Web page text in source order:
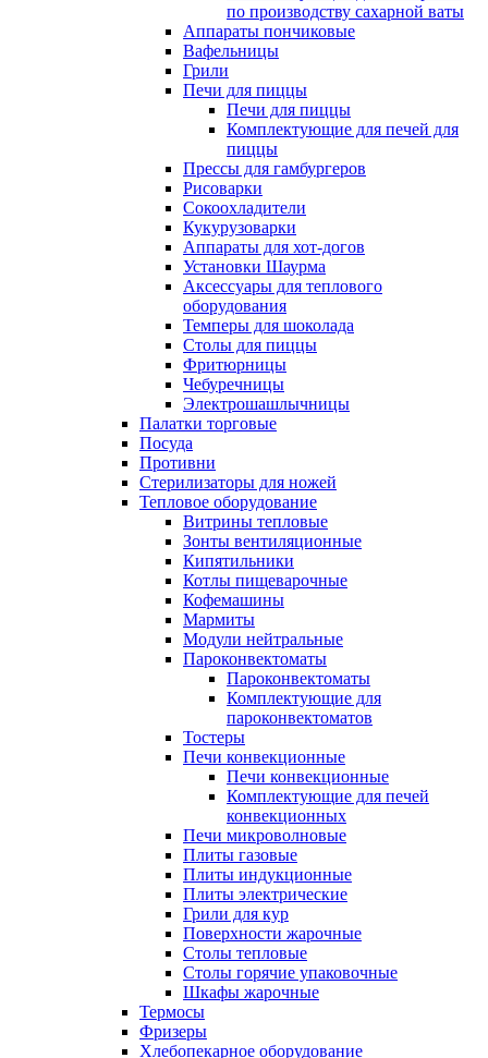
по производству сахарной ваты
Аппараты пончиковые
Вафельницы
Грили
Печи для пиццы
Печи для пиццы
Комплектующие для печей для
пиццы
Прессы для гамбургеров
Рисоварки
Сокоохладители
Кукурузоварки
Аппараты для хот-догов
Установки Шаурма
Аксессуары для теплового
оборудования
Темперы для шоколада
Столы для пиццы
Фритюрницы
Чебуречницы
Электрошашлычницы
Палатки торговые
Посуда
Противни
Стерилизаторы для ножей
Тепловое оборудование
Витрины тепловые
Зонты вентиляционные
Кипятильники
Котлы пищеварочные
Кофемашины
Мармиты
Модули нейтральные
Пароконвектоматы
Пароконвектоматы
Комплектующие для
пароконвектоматов
Тостеры
Печи конвекционные
Печи конвекционные
Комплектующие для печей
конвекционных
Печи микроволновые
Плиты газовые
Плиты индукционные
Плиты электрические
Грили для кур
Поверхности жарочные
Столы тепловые
Столы горячие упаковочные
Шкафы жарочные
Термосы
Фризеры
Хлебопекарное оборудование